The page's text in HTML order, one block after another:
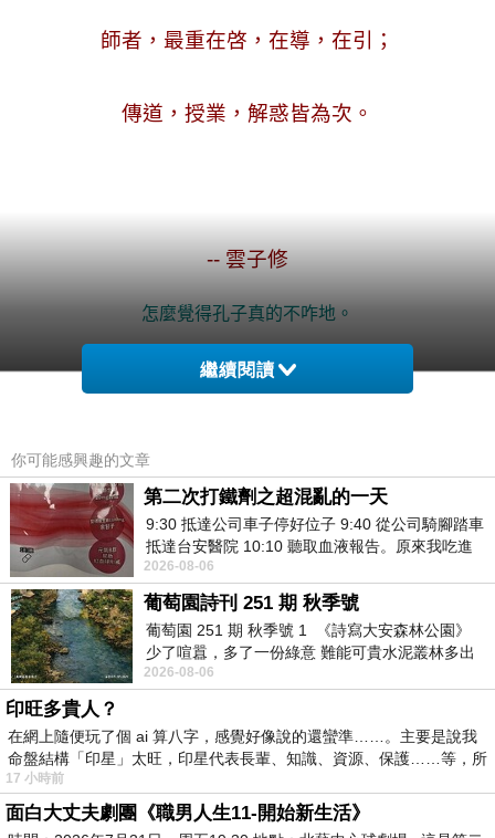
師者，最重在啓，在導，在引；
傳道，授業，解惑皆為次。
-- 雲子修
怎麼覺得孔子真的不咋地。
.
還受世世代代尊崇；
不愛父母，你說再多教有何用？
唉！
.
*圖文原創，請勿轉載抄襲*
.
.
.
上一篇：《隱士視角》難
繼續閱讀
你可能感興趣的文章
第二次打鐵劑之超混亂的一天
9:30 抵達公司車子停好位子 9:40 從公司騎腳踏車
抵達台安醫院 10:10 聽取血液報告。原來我吃進
去的 B12 彌可保並非沒有吸收而是超
2026-08-06
葡萄園詩刊 251 期 秋季號
葡萄園 251 期 秋季號 1 《詩寫大安森林公園》
少了喧囂，多了一份綠意 難能可貴水泥叢林多出
一
2026-08-06
印旺多貴人？
在網上隨便玩了個 ai 算八字，感覺好像說的還蠻準……。主要是說我
命盤結構「印星」太旺，印星代表長輩、知識、資源、保護……等，所
17 小時前
面白大丈夫劇團《職男人生11-開始新生活》